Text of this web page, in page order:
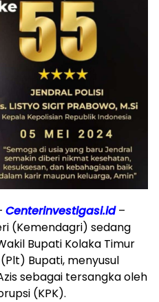
Centerinvestigasi.id–
(Kemendagri) sedang
Bupati Kolaka Timur
Bupati, menyusul
sebagai tersangka oleh
(KPK).